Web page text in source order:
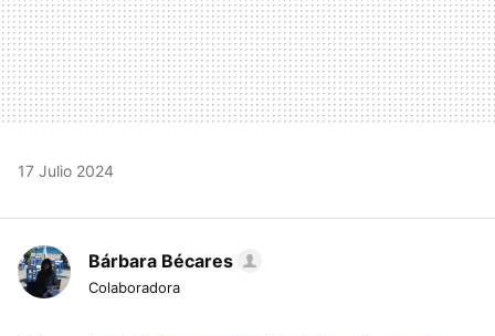
17 Julio 2024
Bárbara Bécares
Colaboradora